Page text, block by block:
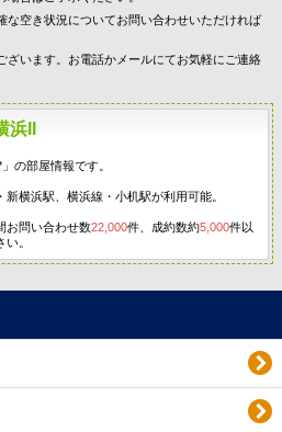
な空き状況についてお問い合わせいただければ
ざいます。お電話かメールにてお気軽にご連絡
II
の部屋情報です。
横浜駅、横浜線・小机駅が利用可能。
お問い合わせ数22,000件、成約数約5,000件以
。